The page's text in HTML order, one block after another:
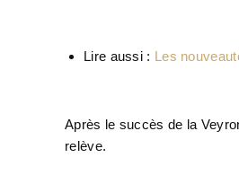
Lire aussi : Les
Après le succès de la
relève.